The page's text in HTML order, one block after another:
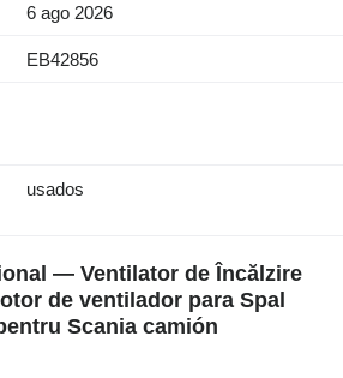
6 ago 2026
EB42856
usados
— Ventilator de Încălzire
de ventilador para Spal
Scania camión